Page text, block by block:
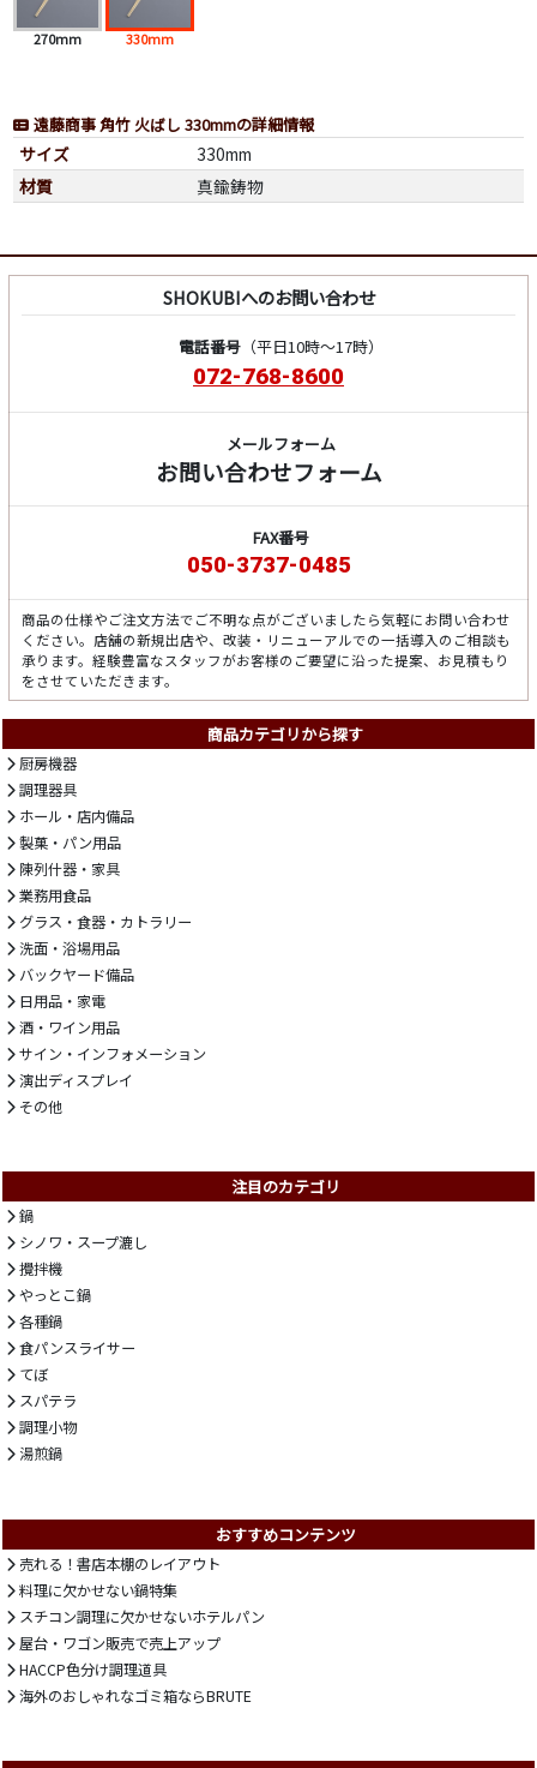
270mm 330mm
遠藤商事 角竹 火ばし 330mmの詳細情報
サイズ
330mm
材質
真鍮鋳物
SHOKUBIへのお問い合わせ
電話番号（平日10時～17時）
072-768-8600
メールフォーム
お問い合わせフォーム
FAX番号
050-3737-0485
商品の仕様やご注文方法でご不明な点がございましたら気軽にお問い合わせ
ください。店舗の新規出店や、改装・リニューアルでの一括導入のご相談も
承ります。経験豊富なスタッフがお客様のご要望に沿った提案、お見積もり
をさせていただきます。
商品カテゴリから探す
厨房機器
調理器具
ホール・店内備品
製菓・パン用品
陳列什器・家具
業務用食品
グラス・食器・カトラリー
洗面・浴場用品
バックヤード備品
日用品・家電
酒・ワイン用品
サイン・インフォメーション
演出ディスプレイ
その他
注目のカテゴリ
鍋
シノワ・スープ漉し
攪拌機
やっとこ鍋
各種鍋
食パンスライサー
てぼ
スパテラ
調理小物
湯煎鍋
おすすめコンテンツ
売れる！書店本棚のレイアウト
料理に欠かせない鍋特集
スチコン調理に欠かせないホテルパン
屋台・ワゴン販売で売上アップ
HACCP色分け調理道具
海外のおしゃれなゴミ箱ならBRUTE